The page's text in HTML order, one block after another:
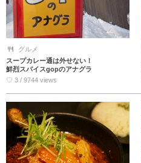
グルメ
スープカレー通は外せない！
鮮烈スパイスgopのアナグラ
♡ 3 / 9744 views